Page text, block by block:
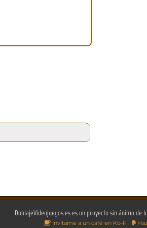
DoblajeVideojuegos.es es un proyecto sin ánimo de
Invítame a un café en Ko-Fi